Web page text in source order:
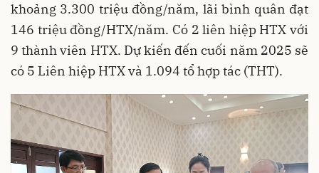
khoảng 3.300 triệu đồng/năm, lãi bình quân đạt
146 triệu đồng/HTX/năm. Có 2 liên hiệp HTX với
9 thành viên HTX. Dự kiến đến cuối năm 2025 sẽ
có 5 Liên hiệp HTX và 1.094 tổ hợp tác (THT).